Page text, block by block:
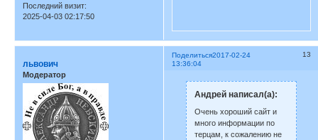
Последний визит:
2025-04-03 02:17:50
Поделиться 13
2017-02-24
13:36:04
львович
Модератор
Андрей написал(а):
Очень хороший сайт и
много информации по
терцам, к сожалению не